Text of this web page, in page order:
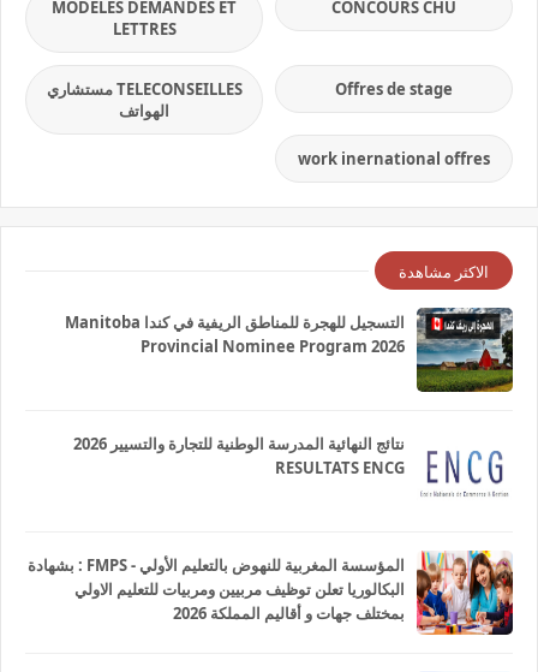
CONCOURS CHU
MODELES DEMANDES ET
LETTRES
Offres de stage
TELECONSEILLES مستشاري
الهواتف
work inernational offres
الاكثر مشاهدة
التسجيل للهجرة للمناطق الريفية في كندا Manitoba
Provincial Nominee Program 2026
نتائج النهائية المدرسة الوطنية للتجارة والتسيير 2026
RESULTATS ENCG
المؤسسة المغربية للنهوض بالتعليم الأولي - FMPS : بشهادة
البكالوريا تعلن توظيف مربيين ومربيات للتعليم الاولي
بمختلف جهات و أقاليم المملكة 2026